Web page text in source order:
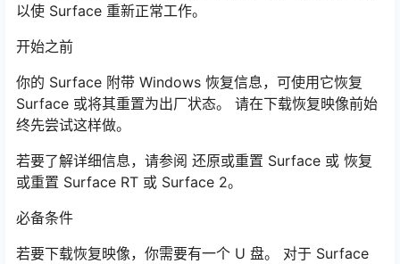
以使 Surface 重新正常工作。
开始之前
你的 Surface 附带 Windows 恢复信息，可使用它恢复
Surface 或将其重置为出厂状态。 请在下载恢复映像前始
终先尝试这样做。
若要了解详细信息，请参阅 还原或重置 Surface 或 恢复
或重置 Surface RT 或 Surface 2。
必备条件
若要下载恢复映像，你需要有一个 U 盘。 对于 Surface